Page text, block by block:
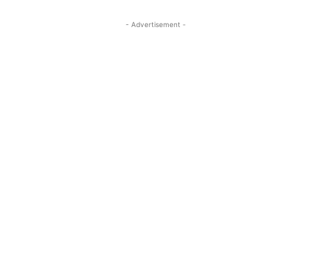
- Advertisement -